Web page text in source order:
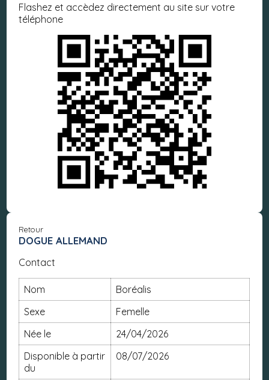
Flashez et accèdez directement au site sur votre
téléphone
Retour
DOGUE ALLEMAND
Contact
Nom
Boréalis
Sexe
femelle
née le
24/04/2026
disponible à partir
du
08/07/2026